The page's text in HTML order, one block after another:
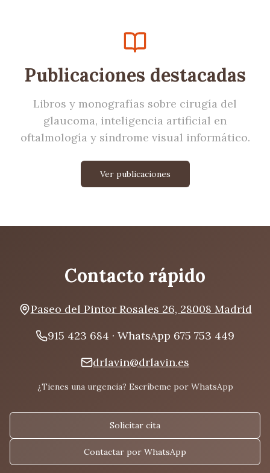
Publicaciones destacadas
Libros y monografías sobre cirugía del
glaucoma, inteligencia artificial en
oftalmología y síndrome visual informático.
Ver publicaciones
Contacto rápido
Paseo del Pintor Rosales 26, 28008 Madrid
915 423 684 · WhatsApp 675 753 449
drlavin@drlavin.es
¿Tienes una urgencia? Escríbeme por WhatsApp
Solicitar cita
Contactar por WhatsApp